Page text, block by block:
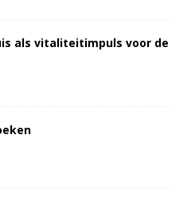
als vitaliteitimpuls voor de